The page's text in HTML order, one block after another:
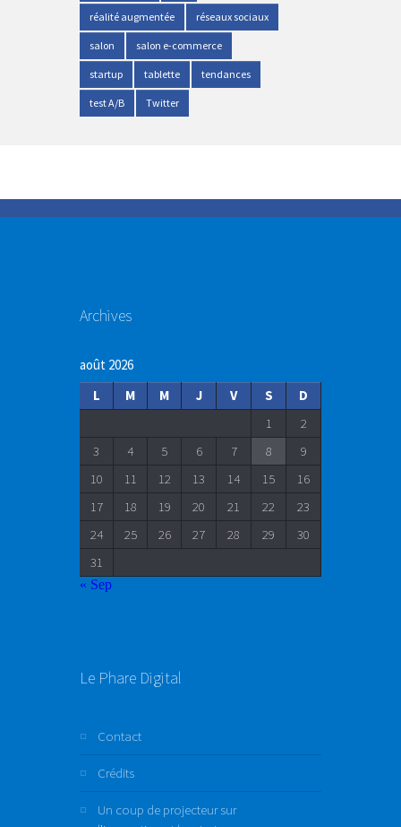
réalité augmentée réseaux sociaux
salon salon e-commerce
startup tablette tendances
test A/B Twitter
Archives
août 2026
L
M M J V S
D
1
2
3
4 5 6 7 8
9
10
11 12 13 14 15
16
17
18 19 20 21 22
23
24
25 26 27 28 29
30
31
« Sep
Le Phare Digital
Contact
Crédits
Un coup de projecteur sur